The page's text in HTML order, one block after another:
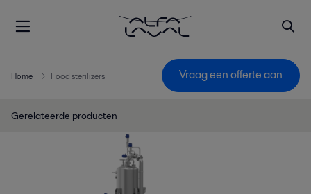
Home Food sterilizers Vraag een offerte aan
Gerelateerde producten